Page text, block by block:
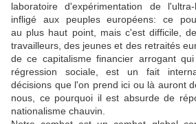
laboratoire d'expérimentation de
infligé aux peuples européens: ce
au plus haut point, mais c'est difficile,
travailleurs, des jeunes et des retraités
de ce capitalisme financier arrogant
régression sociale, est un fait
décisions que l'on prend ici ou là auront
nous, ce pourquoi il est absurde de
nationalisme chauvin.